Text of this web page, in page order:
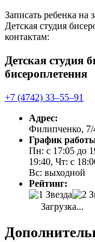
Записать ребенка на
Детская студия
контактам:
Детская студия
бисероплетения
+7 (4742) 33‒55‒91
Адрес:
Филипченко, 7/
График
Пн: с 17:05 до
19:40, Чт: с
Вс: выходной
Рейтинг:
Загрузка...